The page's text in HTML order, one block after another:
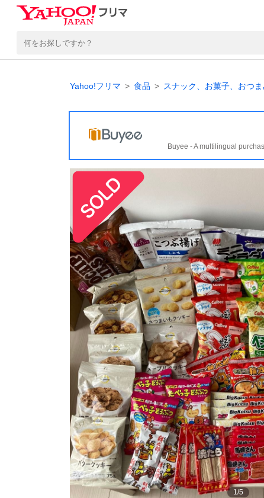
Yahoo!フリマ 食品 スナック、お菓子、おつ
Buyee - A multilingual
1/5